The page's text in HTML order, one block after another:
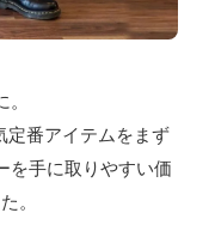
定番アイテムをまず
を手に取りやすい価
。